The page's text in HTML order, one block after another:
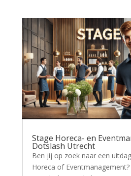
Stage Horeca- en
Dotslash Utrecht
Ben jij op zoek naar een
Horeca of